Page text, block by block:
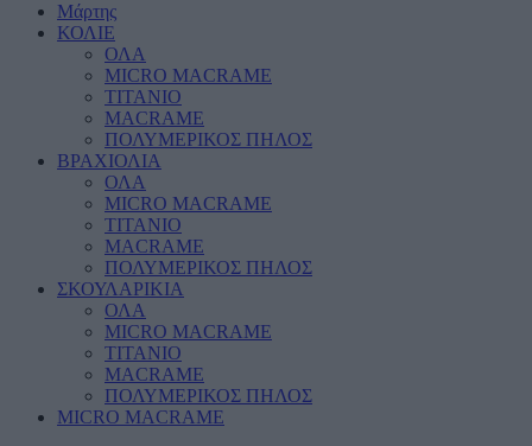
Μάρτης
ΚΟΛΙΕ
ΟΛΑ
MICRO MACRAME
ΤΙΤΑΝΙΟ
MACRAME
ΠΟΛΥΜΕΡΙΚΟΣ ΠΗΛΟΣ
ΒΡΑΧΙΟΛΙΑ
ΟΛΑ
MICRO MACRAME
ΤΙΤΑΝΙΟ
MACRAME
ΠΟΛΥΜΕΡΙΚΟΣ ΠΗΛΟΣ
ΣΚΟΥΛΑΡΙΚΙΑ
ΟΛΑ
MICRO MACRAME
ΤΙΤΑΝΙΟ
MACRAME
ΠΟΛΥΜΕΡΙΚΟΣ ΠΗΛΟΣ
MICRO MACRAME